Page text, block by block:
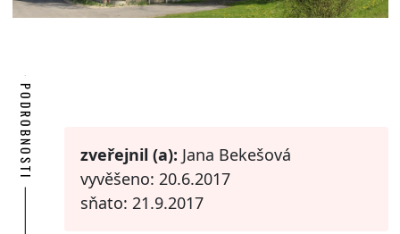
PODROBNOSTI zveřejnil (a): Jana Bekešová
vyvěšeno: 20.6.2017
sňato: 21.9.2017